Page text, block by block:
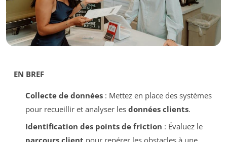
EN BREF
Collecte de données: Mettez en place des systèmes
pour recueillir et analyser les données clients.
Identification des points de friction : Évaluez le